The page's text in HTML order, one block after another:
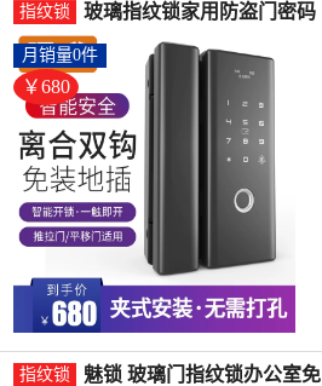
指纹锁
玻璃指纹锁家用防盗门密码
锁智能锁电子门锁门锁防盗
锁-指纹锁(顶谷家居专营店
仅售680元)
￥680
月销量0件
指纹锁
魅锁 玻璃门指纹锁办公室免